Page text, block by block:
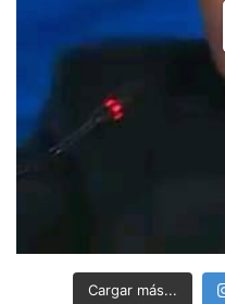
Cargar más...